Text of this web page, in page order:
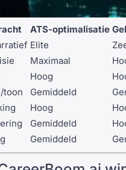
ATS-optimalisatie
Elite
Maximaal
Hoog
toon Gemiddeld
Hoog
Gemiddeld
Gemiddeld